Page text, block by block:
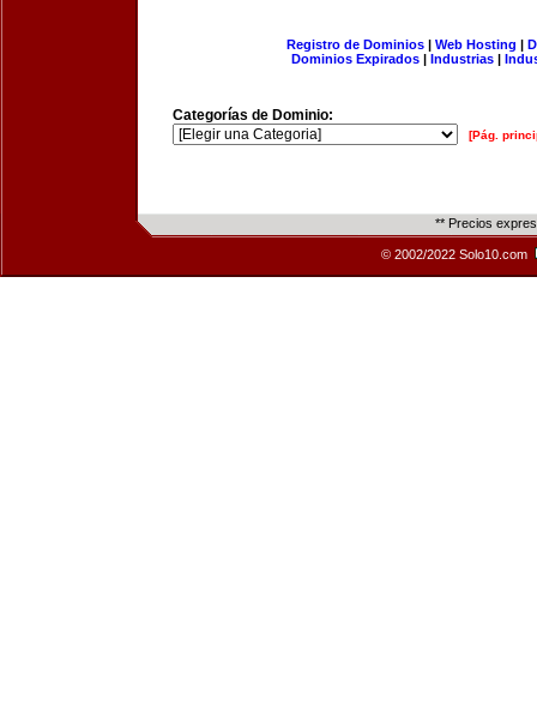
Registro de Dominios| Web Hosting |
Dominios Expirados | Industrias |
Categorías de Dominio:
[Pág.
** Precios
© 2002/2022 Solo10.com